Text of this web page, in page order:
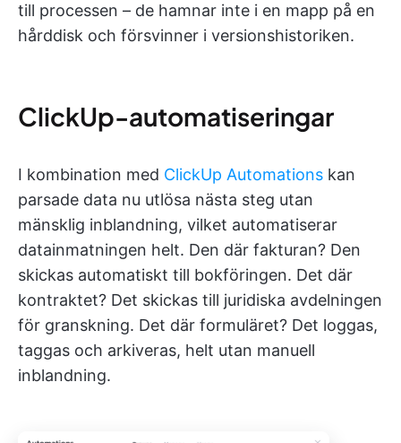
till processen – de hamnar inte i en mapp på en
hårddisk och försvinner i versionshistoriken.
ClickUp-automatiseringar
I kombination med ClickUp Automations kan
parsade data nu utlösa nästa steg utan
mänsklig inblandning, vilket automatiserar
datainmatningen helt. Den där fakturan? Den
skickas automatiskt till bokföringen. Det där
kontraktet? Det skickas till juridiska avdelningen
för granskning. Det där formuläret? Det loggas,
taggas och arkiveras, helt utan manuell
inblandning.